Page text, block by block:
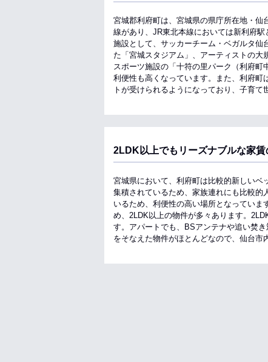
宮城郡利府町は、宮城県の県庁所在地・
線があり、JR東北本線においては新利府
施設として、サッカーチーム・ベガルタ仙
た「宮城スタジアム」、アーティストの
スポーツ施設の「十符の里パーク（利府
利便性も高くなっています。また、利府町
トが受けられるようになっており、子育て
2LDK以上でもリーズナブルな家
宮城県において、利府町は比較的新しい
集積されているため、家族連れにも比較的
いるため、利便性の高い場所となってい
め、2LDK以上の物件が多々あります。
す。アパートでも、BSアンテナや追い焚
をそなえた物件がほとんどなので、仙台市